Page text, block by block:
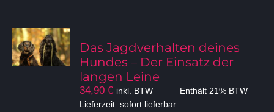
Das Jagdverhalten deines
Hundes – Der Einsatz der
langen Leine
34,90 € inkl. BTW Enthält 21% BTW
Lieferzeit: sofort lieferbar